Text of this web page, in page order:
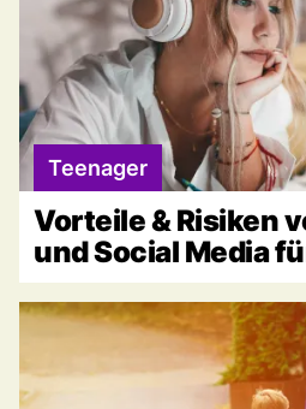
Teenager
Vorteile & Risiken
und Social Media